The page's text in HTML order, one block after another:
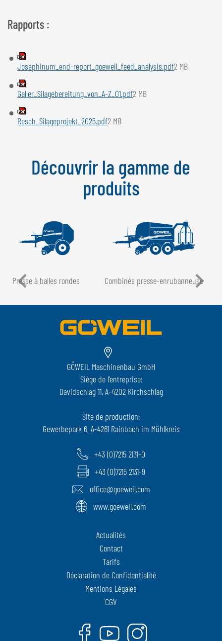
Rapports :
Josephinum_end-report_goeweil_feed_analysis.pdf2 MB
Galler_Silagebereitung_von_A-Z_01.pdf2 MB
Resch_Silageprojekt_2025.pdf2 MB
Découvrir la gamme de
produits
Presse à balles rondes Combinés presse-enrubanneuse
GÖWEIL Maschinenbau GmbH
Siège de l'entreprise:
Davidschlag 11, A-4202 Kirchschlag
Site de production:
Gewerbepark 6, A-4261 Rainbach im Mühlkreis
+43 (0)7215 2131-0
+43 (0)7215 2131-9
office@goeweil.com
www.goeweil.com
Actualités
Contact
Tarifs
Déclaration de Confidentialité
Mentions Légales
CGV